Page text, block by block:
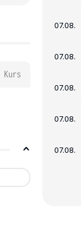
Kurs
07.08.
07.08.
07.08.
07.08.
07.08.